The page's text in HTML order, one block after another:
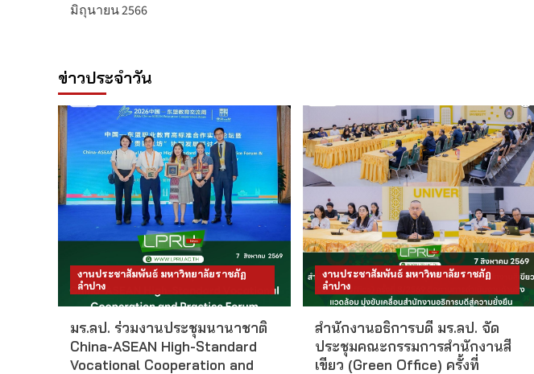
มิถุนายน 2566
ข่าวประจำวัน
งานประชาสัมพันธ์ มหาวิทยาลัยราชภัฏ
ลำปาง
มร.ลป. ร่วมงานประชุมนานาชาติ
China-ASEAN High-Standard
Vocational Cooperation and
งานประชาสัมพันธ์ มหาวิทยาลัยราชภัฏ
ลำปาง
สำนักงานอธิการบดี มร.ลป. จัด
ประชุมคณะกรรมการสำนักงานสี
เขียว (Green Office) ครั้งที่